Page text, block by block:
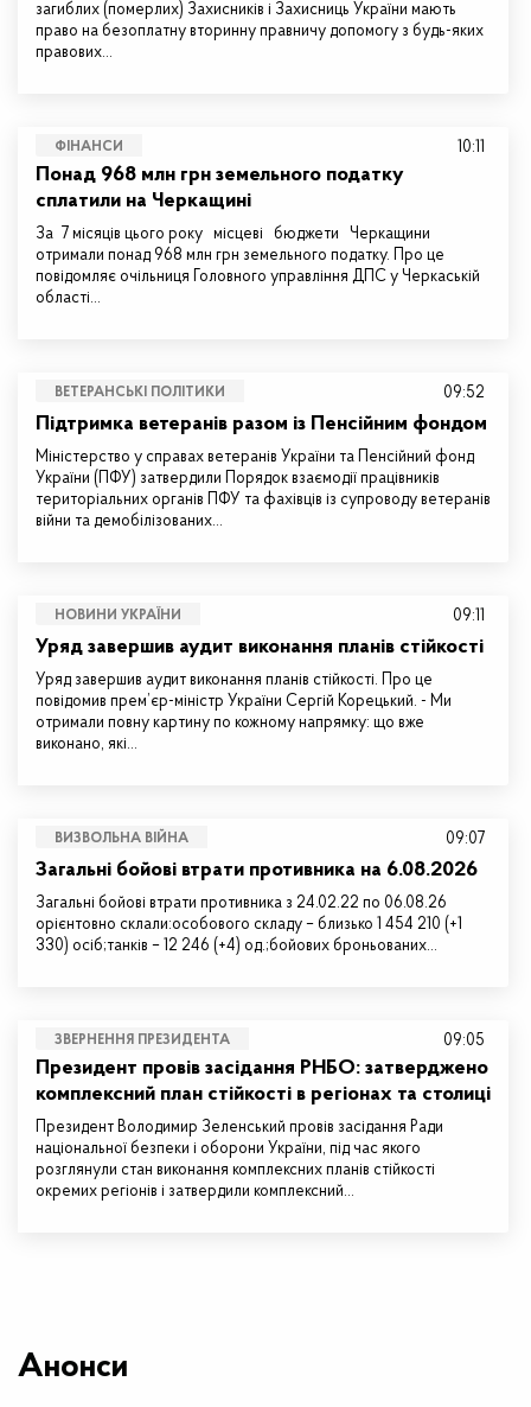
загиблих (померлих) Захисників і Захисниць України мають
право на безоплатну вторинну правничу допомогу з будь-яких
правових…
ФІНАНСИ
Понад 968 млн грн земельного податку
сплатили на Черкащині
За 7 місяців цього року місцеві бюджети Черкащини
отримали понад 968 млн грн земельного податку. Про це
повідомляє очільниця Головного управління ДПС у Черкаській
області…
10:11
ВЕТЕРАНСЬКІ ПОЛІТИКИ
Підтримка ветеранів разом із Пенсійним фондом
Міністерство у справах ветеранів України та Пенсійний фонд
України (ПФУ) затвердили Порядок взаємодії працівників
територіальних органів ПФУ та фахівців із супроводу ветеранів
війни та демобілізованих…
09:52
НОВИНИ УКРАЇНИ
Уряд завершив аудит виконання планів стійкості
Уряд завершив аудит виконання планів стійкості. Про це
повідомив прем’єр-міністр України Сергій Корецький. - Ми
отримали повну картину по кожному напрямку: що вже
виконано, які…
09:11
ВИЗВОЛЬНА ВІЙНА
Загальні бойові втрати противника на 6.08.2026
Загальні бойові втрати противника з 24.02.22 по 06.08.26
орієнтовно склали:особового складу – близько 1 454 210 (+1
330) осіб;танків – 12 246 (+4) од.;бойових броньованих…
09:07
ЗВЕРНЕННЯ ПРЕЗИДЕНТА
Президент провів засідання РНБО: затверджено
комплексний план стійкості в регіонах та столиці
Президент Володимир Зеленський провів засідання Ради
національної безпеки і оборони України, під час якого
розглянули стан виконання комплексних планів стійкості
окремих регіонів і затвердили комплексний…
09:05
Анонси